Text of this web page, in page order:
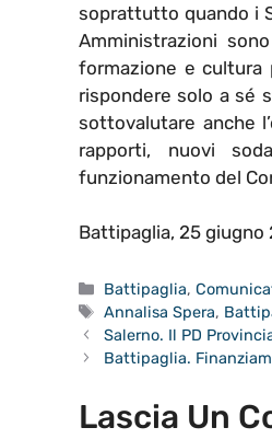
soprattutto quando i
Amministrazioni
formazione e cultura
rispondere solo a sé
sottovalutare anche
rapporti, nuovi
funzionamento del
Battipaglia, 25 giugno
Categorie
Battipaglia,
Tag
Annalisa Spera,
Salerno. Il PD
Battipaglia.
Lascia Un